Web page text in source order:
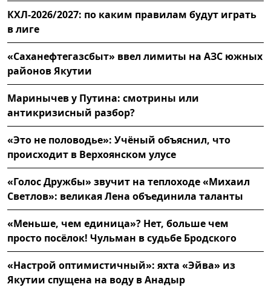
КХЛ-2026/2027: по каким правилам будут играть
в лиге
«Саханефтегазсбыт» ввел лимиты на АЗС южных
районов Якутии
Маринычев у Путина: смотрины или
антикризисный разбор?
«Это не половодье»: Учёный объяснил, что
происходит в Верхоянском улусе
«Голос Дружбы» звучит на теплоходе «Михаил
Светлов»: великая Лена объединила таланты
«Меньше, чем единица»? Нет, больше чем
просто посёлок! Чульман в судьбе Бродского
«Настрой оптимистичный»: яхта «Эйва» из
Якутии спущена на воду в Анадыр